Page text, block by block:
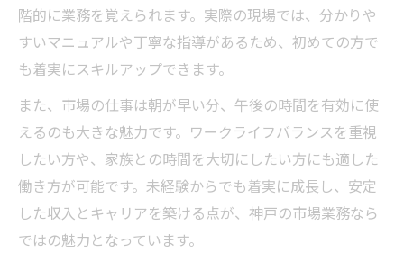
階的に業務を覚えられます。実際の現場では、分かりや
すいマニュアルや丁寧な指導があるため、初めての方で
も着実にスキルアップできます。
また、市場の仕事は朝が早い分、午後の時間を有効に使
えるのも大きな魅力です。ワークライフバランスを重視
したい方や、家族との時間を大切にしたい方にも適した
働き方が可能です。未経験からでも着実に成長し、安定
した収入とキャリアを築ける点が、神戸の市場業務なら
ではの魅力となっています。